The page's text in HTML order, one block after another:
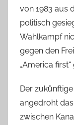
von 1983 aus
politisch
Wahlkampf
gegen den
„America
Der
angedroht
zwischen